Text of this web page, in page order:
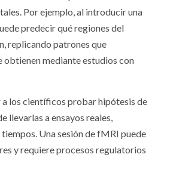
Por ejemplo, al introducir una
predecir qué regiones del
replicando patrones que
obtienen mediante estudios con
los científicos probar hipótesis de
llevarlas a ensayos reales,
Una sesión de fMRI puede
y requiere procesos regulatorios